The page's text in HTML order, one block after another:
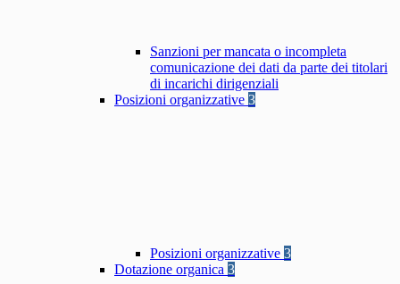
Sanzioni per mancata o incompleta
comunicazione dei dati da parte dei titolari
di incarichi dirigenziali
Posizioni organizzative 3
Posizioni organizzative 3
Dotazione organica 3